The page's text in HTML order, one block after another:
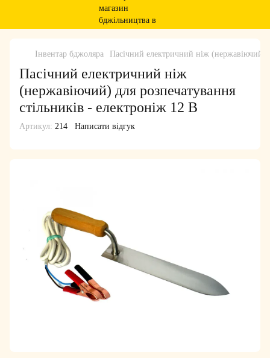
Інвентар бджоляра Пасічний електричний ніж (нержавіючий)
Пасічний електричний ніж
(нержавіючий) для розпечатування
стільників - електроніж 12 В
Артикул: 214 Написати відгук